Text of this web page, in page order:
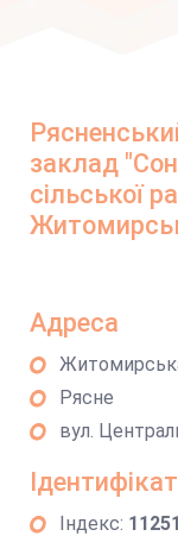
заклад
сільської
Адреса
Рясне
вул.
Індекс: 11251